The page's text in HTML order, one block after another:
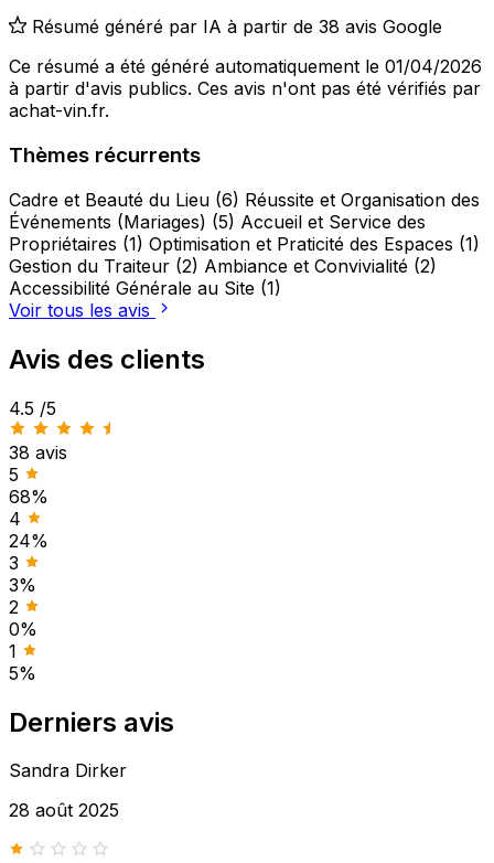
Résumé généré par IA à partir de 38 avis Google
Ce résumé a été généré automatiquement le 01/04/2026
à partir d'avis publics. Ces avis n'ont pas été vérifiés par
achat-vin.fr.
Thèmes récurrents
Cadre et Beauté du Lieu (6) Réussite et Organisation des
Événements (Mariages) (5) Accueil et Service des
Propriétaires (1) Optimisation et Praticité des Espaces (1)
Gestion du Traiteur (2) Ambiance et Convivialité (2)
Accessibilité Générale au Site (1)
Voir tous les avis
Avis des clients
4.5 /5
38 avis
5
68%
4
24%
3
3%
2
0%
1
5%
Derniers avis
Sandra Dirker
28 août 2025